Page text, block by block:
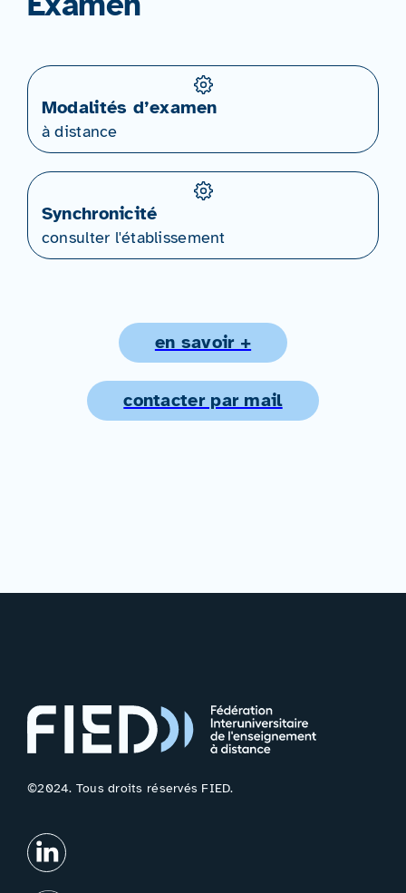
Modalités d’examen
à distance
Synchronicité
consulter l'établissement
en savoir +
contacter par mail
©2024. Tous droits réservés FIED.